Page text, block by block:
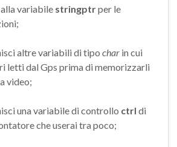
variabile stringptrper le
altre variabili di tipo char in cui
letti dal Gps prima di memorizzarli
video;
una variabile di controllo ctrl di
che userai tra poco;